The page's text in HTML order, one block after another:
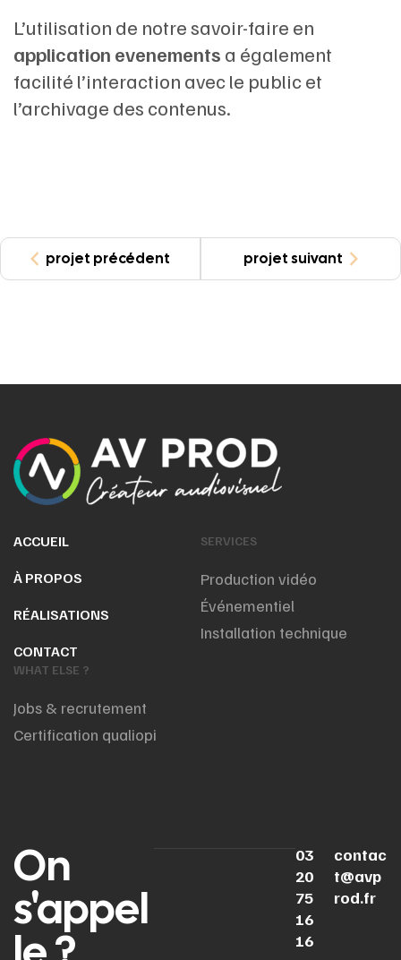
L’utilisation de notre savoir-faire en
application evenements a également
facilité l’interaction avec le public et
l’archivage des contenus.
projet précédent projet suivant
ACCUEIL
À PROPOS
RÉALISATIONS
CONTACT
SERVICES
Production vidéo
Événementiel
Installation technique
WHAT ELSE ?
Jobs & recrutement
Certification qualiopi
On
s'appel
03
20
75
16
16
contac
t@avp
rod.fr